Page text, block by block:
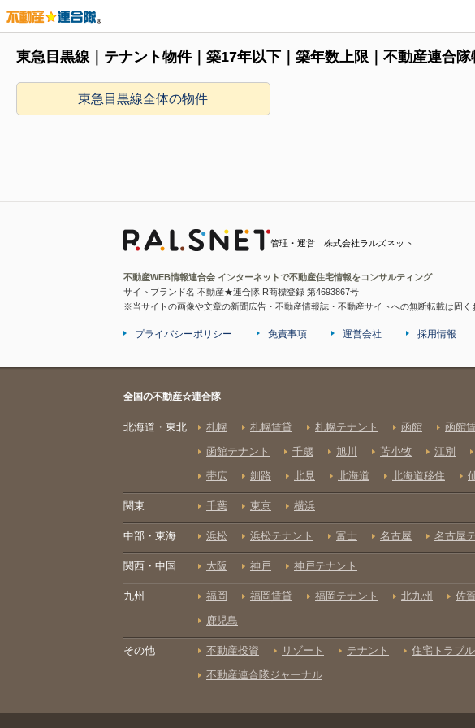
東急目黒線｜テナント物件｜築17年以下｜築年数上限｜不動産連合隊
東急目黒線全体の物件
管理・運営 株式会社ラルズネット
不動産WEB情報連合会 インターネットで不動産住宅情報をコンサルティング
サイトブランド名 不動産★連合隊 R商標登録 第4693867号
※当サイトの画像や文章の新聞広告・不動産情報誌・不動産サイトへの無断転載は固く
プライバシーポリシー 免責事項 運営会社 採用情報